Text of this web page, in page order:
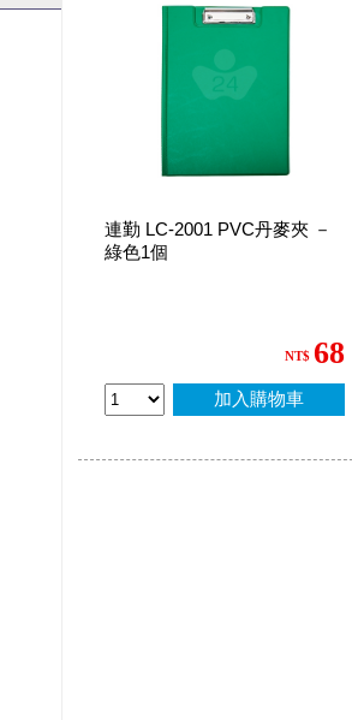
連勤 LC-2001 PVC丹麥夾 －
綠色1個
NT$ 68
加入購物車